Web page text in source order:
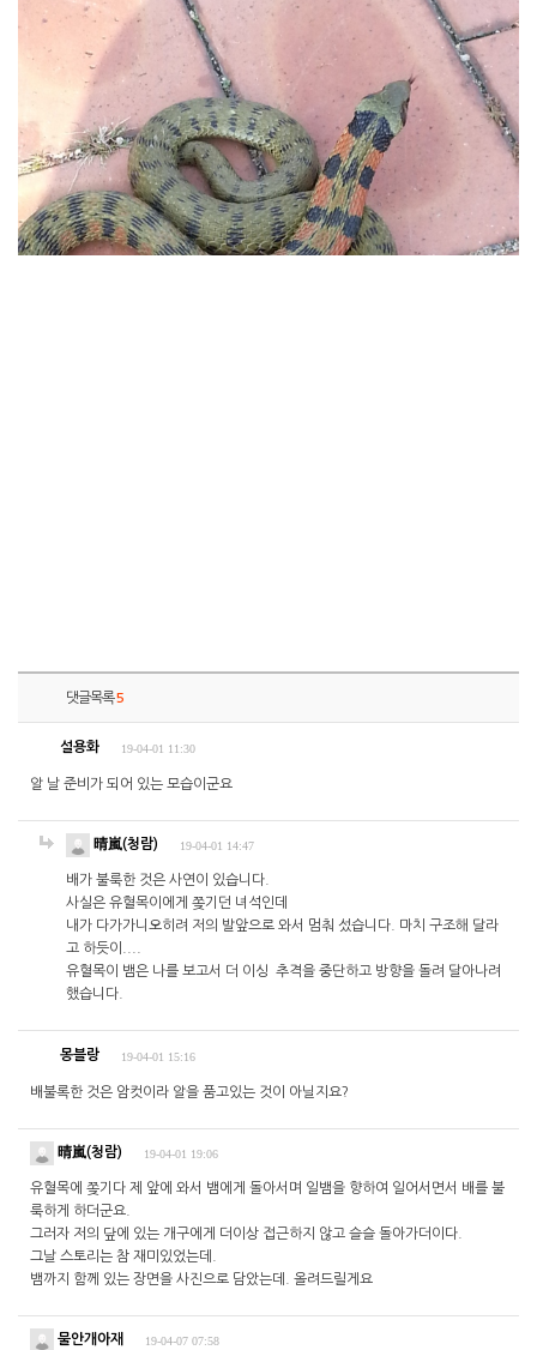
댓글목록5
설용화 19-04-01 11:30
알 날 준비가 되어 있는 모습이군요
晴嵐(청람) 19-04-01 14:47
배가 불룩한 것은 사연이 있습니다.
사실은 유혈목이에게 쫒기던 녀석인데
내가 다가가니오히려 저의 발앞으로 와서 멈춰 섰습니다. 마치 구조해 달라
고 하듯이....
유혈목이 뱀은 나를 보고서 더 이싱 추격을 중단하고 방향을 돌려 달아나려
했습니다.
몽블랑 19-04-01 15:16
배불록한 것은 암컷이라 알을 품고있는 것이 아닐지요?
晴嵐(청람) 19-04-01 19:06
유혈목에 쫒기다 제 앞에 와서 뱀에게 돌아서며 일뱀을 향하여 일어서면서 배를 불
룩하게 하더군요.
그러자 저의 닾에 있는 개구에게 더이상 접근하지 않고 슬슬 돌아가더이다.
그날 스토리는 참 재미있었는데.
뱀까지 함께 있는 장면을 사진으로 담았는데. 올려드릴게요
물안개아재 19-04-07 07:58